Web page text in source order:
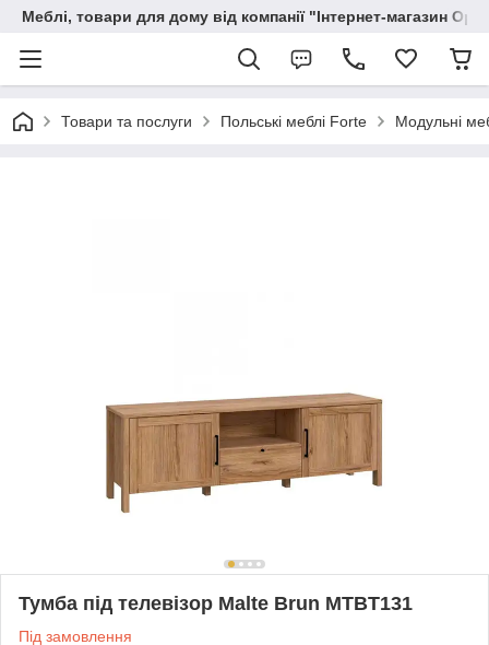
Меблі, товари для дому від компанії "Інтернет-магазин
Товари та послуги Польські меблі Forte Модульні
Тумба під телевізор Malte Brun MTBT131
Під замовлення